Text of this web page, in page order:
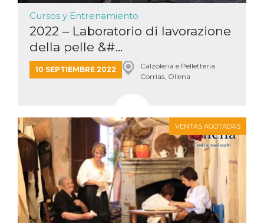
Cursos y Entrenamiento
2022 – Laboratorio di lavorazione
della pelle &#...
10 SEPTIEMBRE 2022
Calzoleria e Pelletteria
Corrias, Oliena
VENTAS AGOTADAS